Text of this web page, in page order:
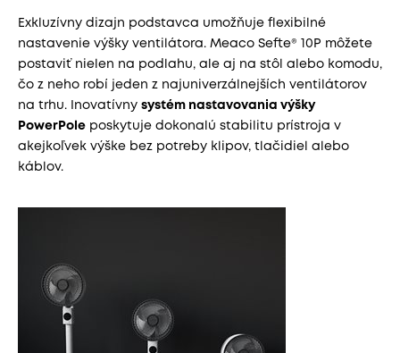
Exkluzívny dizajn podstavca umožňuje flexibilné
nastavenie výšky ventilátora. Meaco Sefte® 10P môžete
postaviť nielen na podlahu, ale aj na stôl alebo komodu,
čo z neho robí jeden z najuniverzálnejších ventilátorov
na trhu. Inovatívny systém nastavovania výšky
PowerPole poskytuje dokonalú stabilitu prístroja v
akejkoľvek výške bez potreby klipov, tlačidiel alebo
káblov.